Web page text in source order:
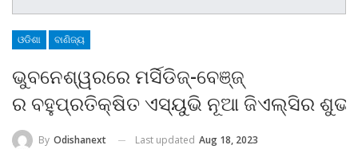
ଓଡିଶା ବାଣିଜ୍ୟ
ଭୁବନେଶ୍ୱରରେ ମର୍ସିଡିଜ୍‌-ବେଞ୍ଜ୍‌
ର ବହୁପ୍ରତିକ୍ଷିତ ଏସ୍‌ୟୁଭି ନୂଆ ଜିଏଲ୍‌ସିର
By Odishanext Last updated Aug 18, 2023